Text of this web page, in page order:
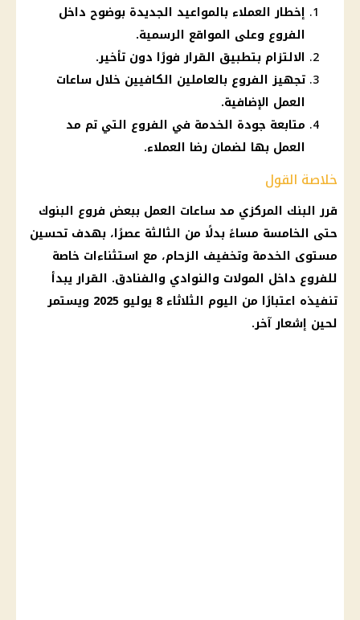
إخطار العملاء بالمواعيد الجديدة بوضوح داخل
الفروع وعلى المواقع الرسمية.
الالتزام بتطبيق القرار فورًا دون تأخير.
تجهيز الفروع بالعاملين الكافيين خلال ساعات
العمل الإضافية.
متابعة جودة الخدمة في الفروع التي تم مد
العمل بها لضمان رضا العملاء.
خلاصة القول
قرر البنك المركزي مد ساعات العمل ببعض فروع البنوك
حتى الخامسة مساءً بدلًا من الثالثة عصرًا، بهدف تحسين
مستوى الخدمة وتخفيف الزحام، مع استثناءات خاصة
للفروع داخل المولات والنوادي والفنادق. القرار يبدأ
تنفيذه اعتبارًا من اليوم الثلاثاء 8 يوليو 2025 ويستمر
لحين إشعار آخر.